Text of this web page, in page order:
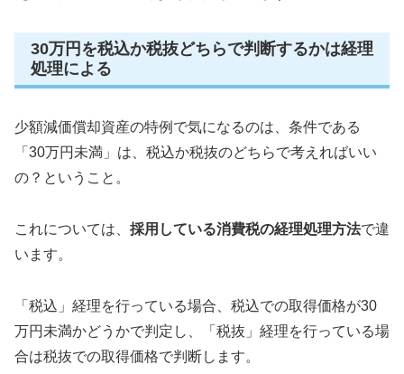
30万円を税込か税抜どちらで判断するかは経理
処理による
少額減価償却資産の特例で気になるのは、条件である
「30万円未満」は、税込か税抜のどちらで考えればいい
の？ということ。
これについては、 採用している消費税の経理処理方法で違
います。
「税込」経理を行っている場合、税込での取得価格が30
万円未満かどうかで判定し、「税抜」経理を行っている場
合は税抜での取得価格で判断します。